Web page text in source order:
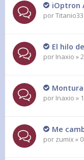
iOptron
porTitanio33
El hilo
por Inaxio »
por Inaxio »
Me
por zumix»